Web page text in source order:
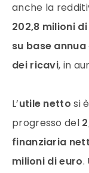
anche la
202,8 milioni
su base annua
dei ricavi, in
L’utile netto si
progresso del
finanziaria
milioni di euro.